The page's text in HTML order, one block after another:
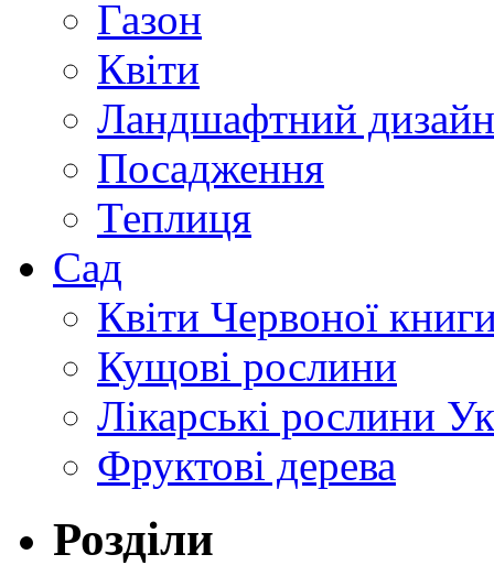
Газон
Квіти
Ландшафтний дизайн
Посадження
Теплиця
Сад
Квіти Червоної
Кущові рослини
Лікарські рослини
Фруктові дерева
Розділи